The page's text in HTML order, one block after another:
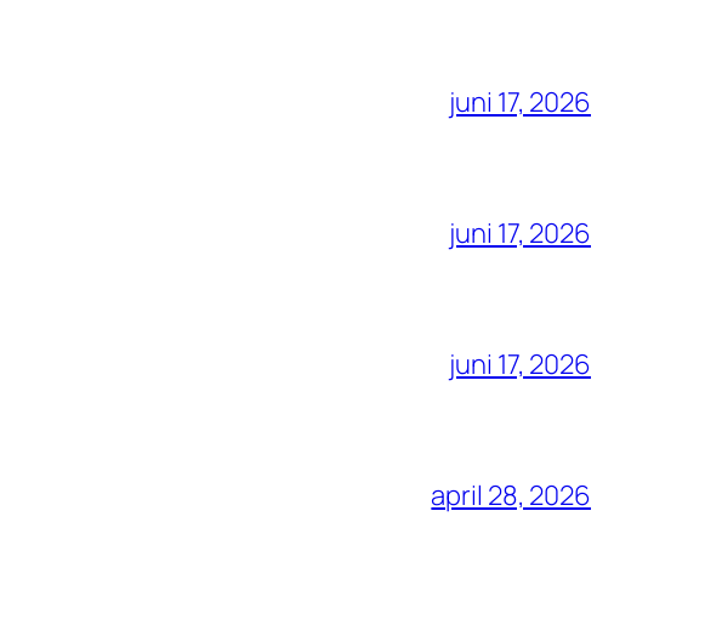
juni 17, 2026
juni 17, 2026
juni 17, 2026
april 28, 2026